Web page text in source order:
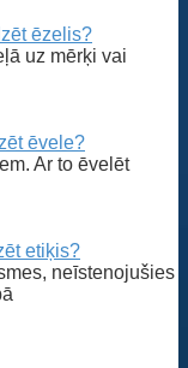
ēzelis?
uz mērķi vai
ēvele?
Ar to ēvelēt
etiķis?
neīstenojušies